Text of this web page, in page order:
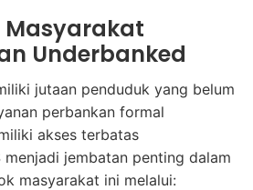
Masyarakat
Underbanked
jutaan penduduk yang belum
perbankan formal
akses terbatas
menjadi jembatan penting dalam
masyarakat ini melalui: